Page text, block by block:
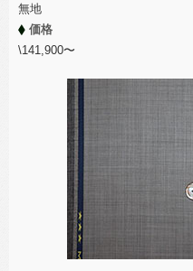
無地
価格
\141,900〜